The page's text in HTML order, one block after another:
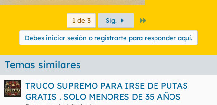
1 de 3 Sig.
Debes iniciar sesión o registrarte para responder aquí.
Temas similares
TRUCO SUPREMO PARA IRSE DE PUTAS
GRATIS . SOLO MENORES DE 35 AÑOS